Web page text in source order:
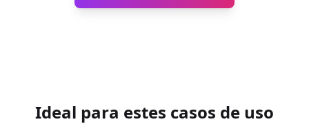
Ideal para estes casos de uso